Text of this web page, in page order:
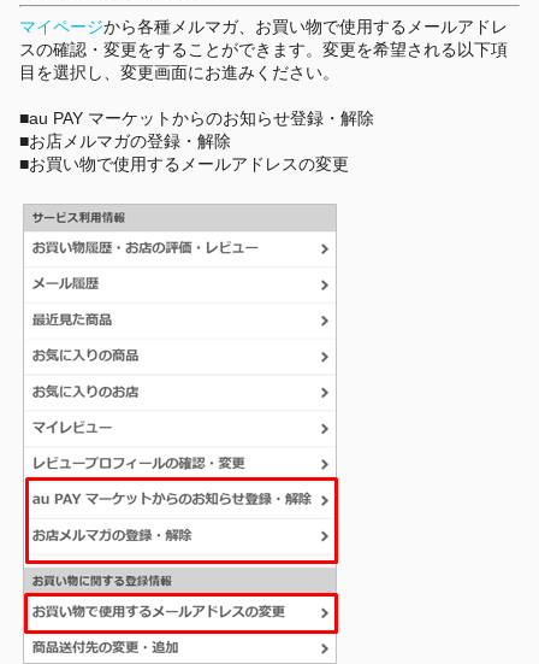
マイページから各種メルマガ、お買い物で使用するメールアドレ
スの確認・変更をすることができます。変更を希望される以下項
目を選択し、変更画面にお進みください。
■au PAY マーケットからのお知らせ登録・解除
■お店メルマガの登録・解除
■お買い物で使用するメールアドレスの変更